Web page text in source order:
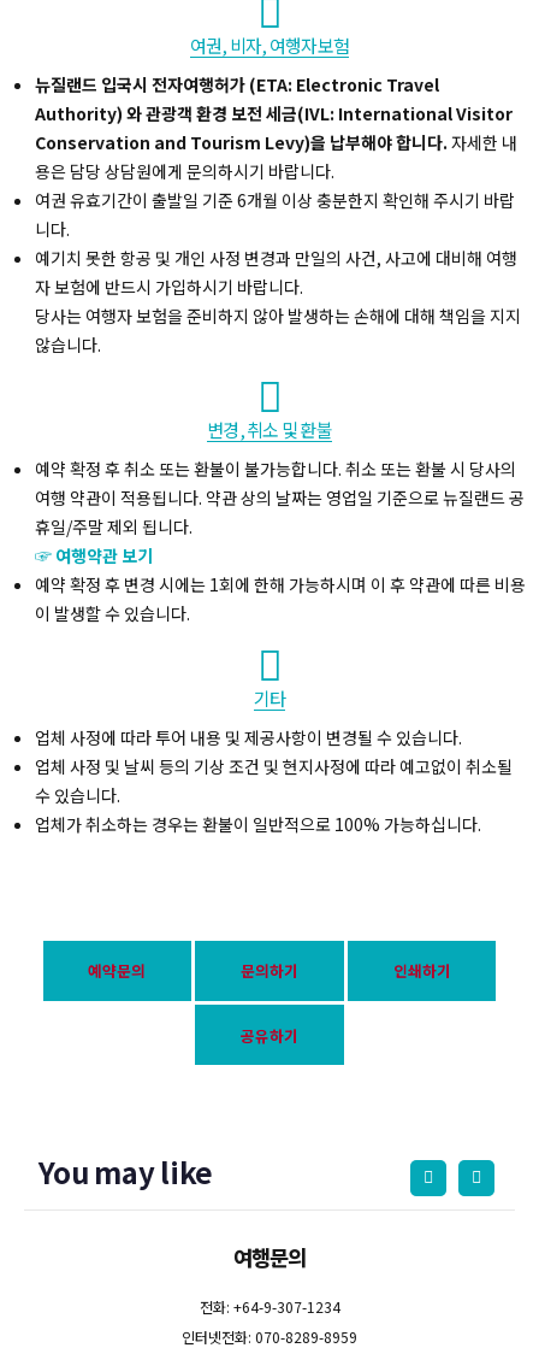
여권, 비자, 여행자보험
뉴질랜드 입국시 전자여행허가 (ETA: Electronic Travel
Authority) 와 관광객 환경 보전 세금(IVL: International Visitor
Conservation and Tourism Levy)을 납부해야 합니다. 자세한 내
용은 담당 상담원에게 문의하시기 바랍니다.
여권 유효기간이 출발일 기준 6개월 이상 충분한지 확인해 주시기 바랍
니다.
예기치 못한 항공 및 개인 사정 변경과 만일의 사건, 사고에 대비해 여행
자 보험에 반드시 가입하시기 바랍니다.
당사는 여행자 보험을 준비하지 않아 발생하는 손해에 대해 책임을 지지
않습니다.
변경, 취소 및 환불
예약 확정 후 취소 또는 환불이 불가능합니다. 취소 또는 환불 시 당사의
여행 약관이 적용됩니다. 약관 상의 날짜는 영업일 기준으로 뉴질랜드 공
휴일/주말 제외 됩니다.
☞ 여행약관 보기
예약 확정 후 변경 시에는 1회에 한해 가능하시며 이 후 약관에 따른 비용
이 발생할 수 있습니다.
기타
업체 사정에 따라 투어 내용 및 제공사항이 변경될 수 있습니다.
업체 사정 및 날씨 등의 기상 조건 및 현지사정에 따라 예고없이 취소될
수 있습니다.
업체가 취소하는 경우는 환불이 일반적으로 100% 가능하십니다.
예약문의 문의하기 인쇄하기
공유하기
You may like
여행문의
전화: +64-9-307-1234
인터넷전화: 070-8289-8959